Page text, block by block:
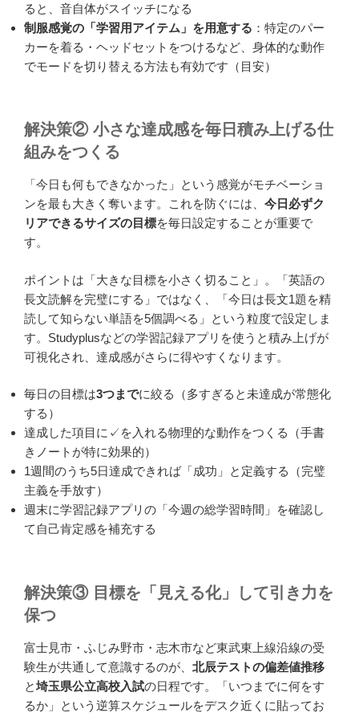
ると、音自体がスイッチになる
制服感覚の「学習用アイテム」を用意する ：特定のパー
カーを着る・ヘッドセットをつけるなど、身体的な動作
でモードを切り替える方法も有効です（目安）
解決策② 小さな達成感を毎日積み上げる仕
組みをつくる
「今日も何もできなかった」という感覚がモチベーショ
ンを最も大きく奪います。これを防ぐには、 今日必ずク
リアできるサイズの目標を毎日設定することが重要で
す。
ポイントは「大きな目標を小さく切ること」。「英語の
長文読解を完璧にする」ではなく、「今日は長文1題を精
読して知らない単語を5個調べる」という粒度で設定しま
す。Studyplusなどの学習記録アプリを使うと積み上げが
可視化され、達成感がさらに得やすくなります。
毎日の目標は3つまでに絞る（多すぎると未達成が常態化
する）
達成した項目に✓を入れる物理的な動作をつくる（手書
きノートが特に効果的）
1週間のうち5日達成できれば「成功」と定義する（完璧
主義を手放す）
週末に学習記録アプリの「今週の総学習時間」を確認し
て自己肯定感を補充する
解決策③ 目標を「見える化」して引き力を
保つ
富士見市・ふじみ野市・志木市など東武東上線沿線の受
験生が共通して意識するのが、 北辰テストの偏差値推移
と埼玉県公立高校入試の日程です。「いつまでに何をす
るか」という逆算スケジュールをデスク近くに貼ってお